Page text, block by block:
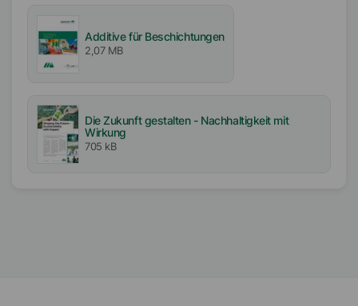
Silikonfrei
Amerika
Asien/Ozeanien
Additive für Beschichtungen
2,07 MB
Die Zukunft gestalten - Nachhaltigkeit mit
Wirkung
705 kB